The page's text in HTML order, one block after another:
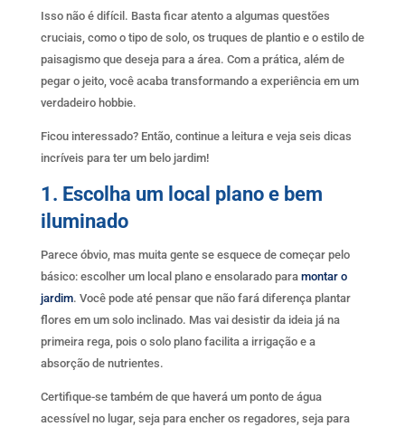
Isso não é difícil. Basta ficar atento a algumas questões
cruciais, como o tipo de solo, os truques de plantio e o estilo de
paisagismo que deseja para a área. Com a prática, além de
pegar o jeito, você acaba transformando a experiência em um
verdadeiro hobbie.
Ficou interessado? Então, continue a leitura e veja seis dicas
incríveis para ter um belo jardim!
1. Escolha um local plano e bem
iluminado
Parece óbvio, mas muita gente se esquece de começar pelo
básico: escolher um local plano e ensolarado para montar o
jardim. Você pode até pensar que não fará diferença plantar
flores em um solo inclinado. Mas vai desistir da ideia já na
primeira rega, pois o solo plano facilita a irrigação e a
absorção de nutrientes.
Certifique-se também de que haverá um ponto de água
acessível no lugar, seja para encher os regadores, seja para